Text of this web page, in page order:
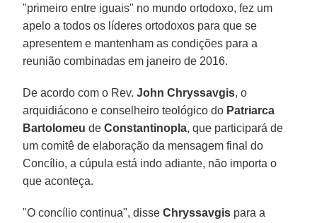
"primeiro entre iguais" no mundo ortodoxo, fez um
apelo a todos os líderes ortodoxos para que se
apresentem e mantenham as condições para a
reunião combinadas em janeiro de 2016.
De acordo com o Rev.John Chryssavgis, o
arquidiácono e conselheiro teológico do Patriarca
Bartolomeu deConstantinopla, que participará de
um comitê de elaboração da mensagem final do
Concílio, a cúpula está indo adiante, não importa o
que aconteça.
"O concílio continua", disseChryssavgis para a